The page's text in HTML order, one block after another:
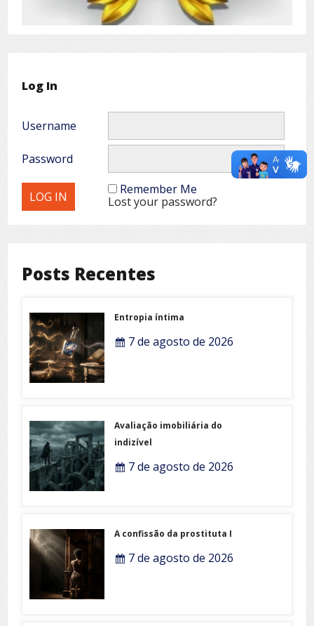
Log In
Username
Password
Remember Me
Lost your password?
Posts Recentes
Entropia íntima
7 de agosto de 2026
Avaliação imobiliária do
indizível
7 de agosto de 2026
A confissão da prostituta I
7 de agosto de 2026